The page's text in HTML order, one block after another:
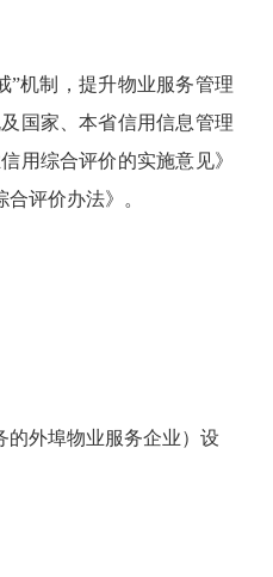
机制，提升物业服务管理
国家、本省信用信息管理
用综合评价的实施意见》
评价办法》。
外埠物业服务企业）设